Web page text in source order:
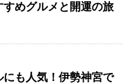
すめグルメと開運の旅
にも人気！伊勢神宮で